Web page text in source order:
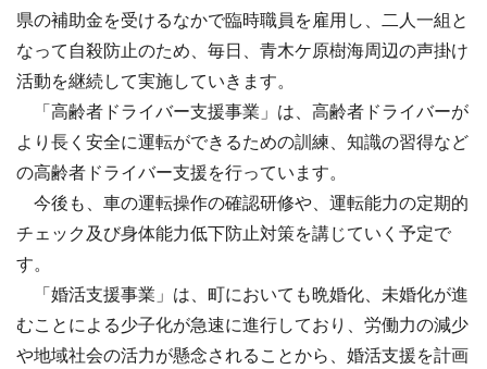
県の補助金を受けるなかで臨時職員を雇用し、二人一組と
なって自殺防止のため、毎日、青木ケ原樹海周辺の声掛け
活動を継続して実施していきます。
「高齢者ドライバー支援事業」は、高齢者ドライバーが
より長く安全に運転ができるための訓練、知識の習得など
の高齢者ドライバー支援を行っています。
今後も、車の運転操作の確認研修や、運転能力の定期的
チェック及び身体能力低下防止対策を講じていく予定で
す。
「婚活支援事業」は、町においても晩婚化、未婚化が進
むことによる少子化が急速に進行しており、労働力の減少
や地域社会の活力が懸念されることから、婚活支援を計画